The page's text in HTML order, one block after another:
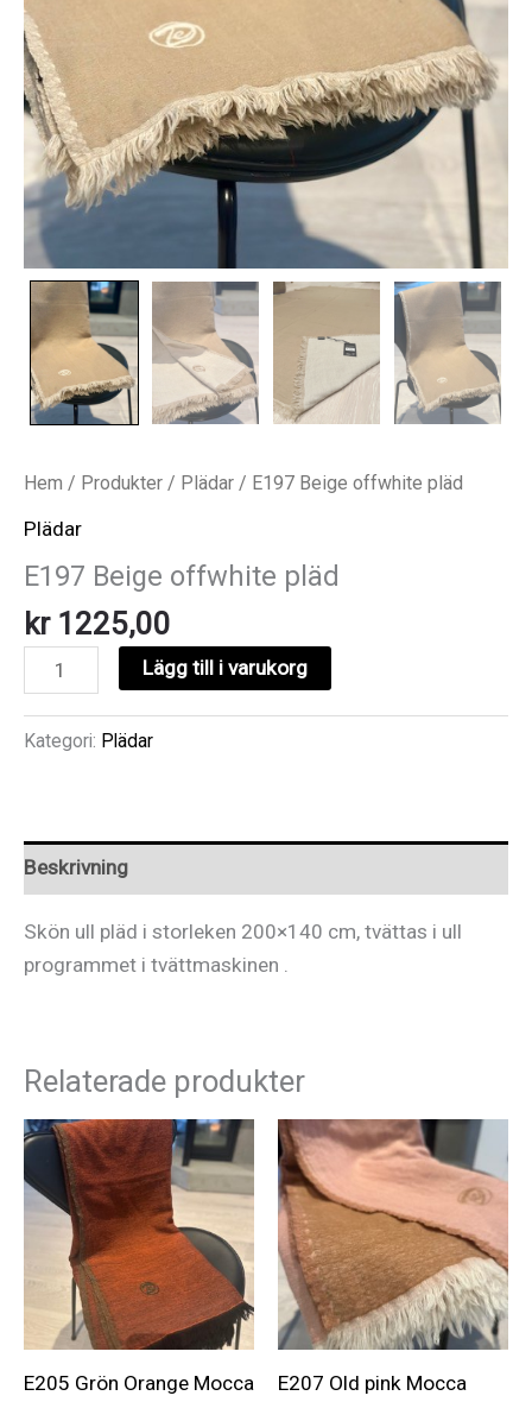
Hem / Produkter / Plädar / E197 Beige offwhite pläd
Plädar
E197 Beige offwhite pläd
kr1225,00
E197
Beige
offwhite
Lägg till i varukorg
Kategori: Plädar
Beskrivning
Skön ull pläd i storleken 200×140 cm, tvättas i ull
programmet i tvättmaskinen .
Relaterade produkter
E205 Grön Orange Mocca
E207 Old pink Mocca